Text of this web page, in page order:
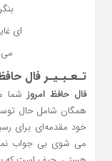
ای
تـعـبـیـر فال
فال حافظ امروزشما
همگان شامل حال
خود مقدمه‌ای برای
می شوی بی جواب